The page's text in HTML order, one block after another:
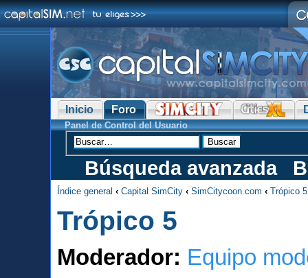
Inicio Foro
Panel de Control del Usuario
Búsqueda avanzada
Índice general ‹ Capital SimCity ‹ SimCitycoon.com ‹ Trópico 5
Trópico 5
Moderador: Equipo